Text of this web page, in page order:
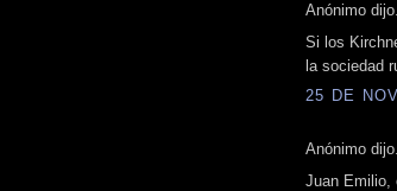
Anónimo
Si los
la sociedad
25 DE
Anónimo
Juan Emilio,